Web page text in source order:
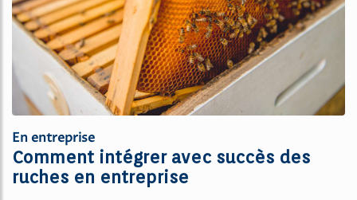
En entreprise
Comment intégrer avec succès des
ruches en entreprise